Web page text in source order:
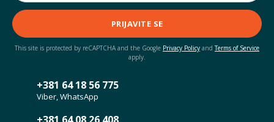
PRIJAVITE SE
This site is protected by reCAPTCHA and the Google Privacy Policy andTerms of Service
apply.
+381 64 18 56 775
Viber, WhatsApp